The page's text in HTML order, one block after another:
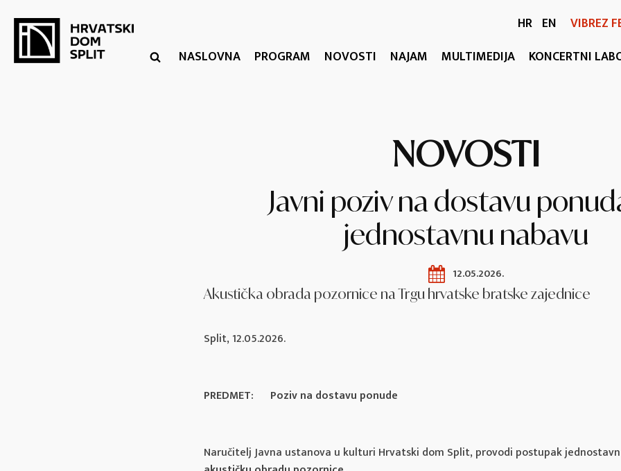
HR EN
VIBREZ
NASLOVNA
PROGRAM NOVOSTI NAJAM MULTIMEDIJA KONCERTNI
NOVOSTI
Javni poziv na dostavu
jednostavnu nabavu
12.05.2026.
Akustička obrada pozornice na Trgu hrvatske bratske zajednice
Split, 12.05.2026.
PREDMET: Poziv na dostavu ponude
Naručitelj Javna ustanova u kulturi Hrvatski dom Split, provodi postupak